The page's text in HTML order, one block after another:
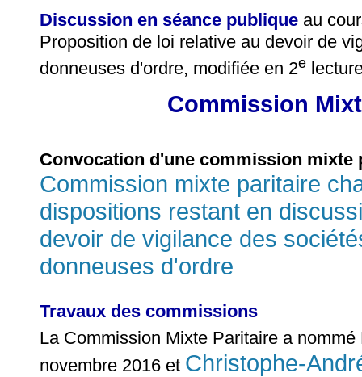
Discussion en séance publique au
Proposition de loi relative au devoir de
donneuses d'ordre, modifiée en 2e
Commission
Convocation d'une commission mixte
Commission mixte paritaire
dispositions restant en
devoir de vigilance des
donneuses d'ordre
Travaux des commissions
La Commission Mixte Paritaire a
novembre 2016 et Christophe-